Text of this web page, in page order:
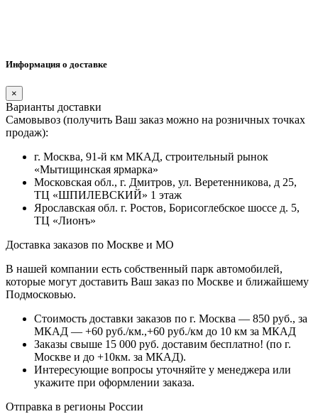
Информация о доставке
×
Варианты доставки
Самовывоз (получить Ваш заказ можно на розничных точках
продаж):
г. Москва, 91-й км МКАД, строительный рынок
«Мытищинская ярмарка»
Московская обл., г. Дмитров, ул. Веретенникова, д 25,
ТЦ «ШПИЛЕВСКИЙ» 1 этаж
Ярославская обл. г. Ростов, Борисоглебское шоссе д. 5,
ТЦ «Лионъ»
Доставка заказов по Москве и МО
В нашей компании есть собственный парк автомобилей,
которые могут доставить Ваш заказ по Москве и ближайшему
Подмосковью.
Стоимость доставки заказов по г. Москва — 850 руб., за
МКАД — +60 руб./км.,+60 руб./км до 10 км за МКАД
Заказы свыше 15 000 руб. доставим бесплатно! (по г.
Москве и до +10км. за МКАД).
Интересующие вопросы уточняйте у менеджера или
укажите при оформлении заказа.
Отправка в регионы России